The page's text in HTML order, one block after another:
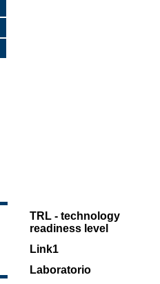
TRL - technology
readiness level
Link1
Laboratorio